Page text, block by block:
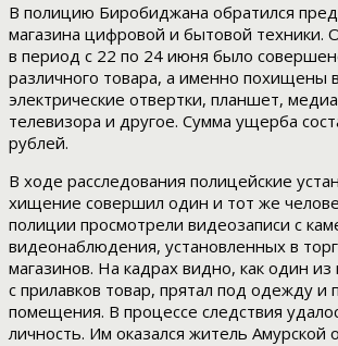
В полицию Биробиджана обратился
магазина цифровой и бытовой техники.
в период с 22 по 24 июня было
различного товара, а именно похищены
электрические отвертки, планшет,
телевизора и другое. Сумма ущерба
рублей.
В ходе расследования полицейские
хищение совершил один и тот же
полиции просмотрели видеозаписи с
видеонаблюдения, установленных в
магазинов. На кадрах видно, как один из
с прилавков товар, прятал под одежду и
помещения. В процессе следствия
личность. Им оказался житель Амурской